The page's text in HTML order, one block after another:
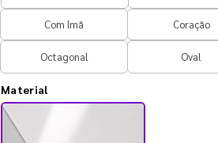
Com Imã Coração
Octagonal Oval
Material